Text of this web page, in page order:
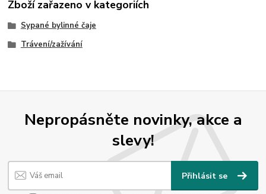
Zboží zařazeno v kategoriích
Sypané bylinné čaje
Trávení/zažívání
Nepropásněte novinky, akce a
slevy!
Přihlásit se